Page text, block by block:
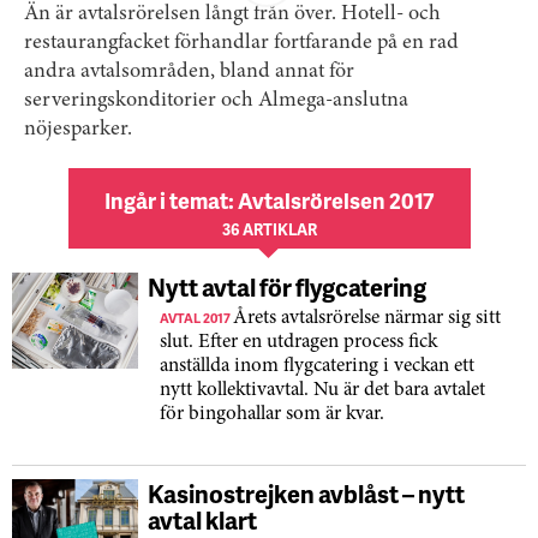
Än är avtalsrörelsen långt från över. Hotell- och
restaurangfacket förhandlar fortfarande på en rad
andra avtalsområden, bland annat för
serveringskonditorier och Almega-anslutna
nöjesparker.
Ingår i temat: Avtalsrörelsen 2017
36 ARTIKLAR
Nytt avtal för flygcatering
AVTAL 2017Årets avtalsrörelse närmar sig sitt
slut. Efter en utdragen process fick
anställda inom flygcatering i veckan ett
nytt kollektivavtal. Nu är det bara avtalet
för bingohallar som är kvar.
Kasinostrejken avblåst – nytt
avtal klart